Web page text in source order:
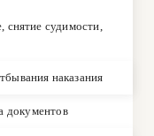
судимости,
наказания
документов